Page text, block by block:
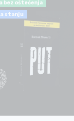
bez oštećenja
stanju